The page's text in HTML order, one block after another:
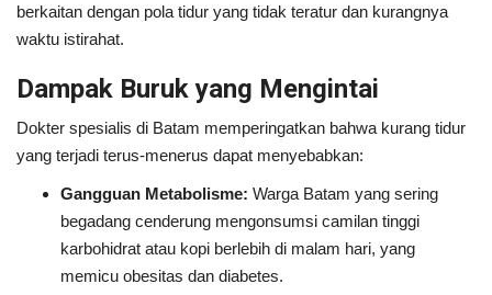
berkaitan dengan pola tidur yang tidak teratur dan kurangnya
waktu istirahat.
Dampak Buruk yang Mengintai
Dokter spesialis di Batam memperingatkan bahwa kurang tidur
yang terjadi terus-menerus dapat menyebabkan:
Gangguan Metabolisme: Warga Batam yang sering
begadang cenderung mengonsumsi camilan tinggi
karbohidrat atau kopi berlebih di malam hari, yang
memicu obesitas dan diabetes.